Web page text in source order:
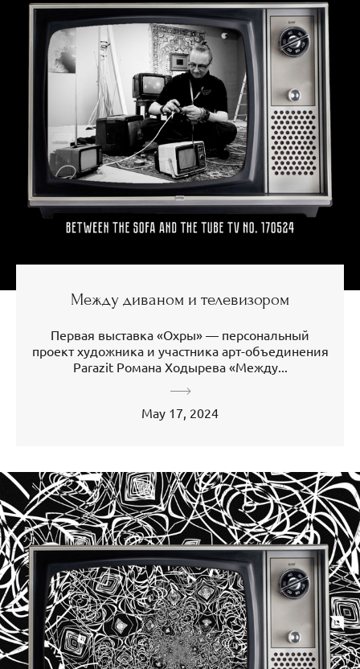
Между диваном и телевизором
Первая выставка «Охры» — персональный
проект художника и участника арт-объединения
Parazit Романа Ходырева «Между...
May 17, 2024